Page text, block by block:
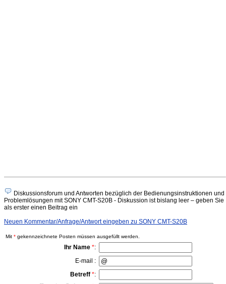
Diskussionsforum und Antworten bezüglich der Bedienungsinstruktionen und
Problemlösungen mit SONY CMT-S20B - Diskussion ist bislang leer – geben Sie
als erster einen Beitrag ein
Neuen Kommentar/Anfrage/Antwort eingeben zu SONY CMT-S20B
Mit * gekennzeichnete Posten müssen ausgefüllt werden.
Ihr Name *:
E-mail :
Betreff *: